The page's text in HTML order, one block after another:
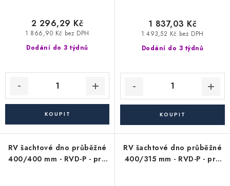
Dodání do 3 týdnů
1 866,90 Kč bez DPH
2 296,29 Kč
Dodání do 3 týdnů
1 493,52 Kč bez DPH
1 837,03 Kč
RV šachtové dno průběžné
400/400 mm - RVD-P - pro
RV šachtové dno průběžné
400/315 mm - RVD-P - pro